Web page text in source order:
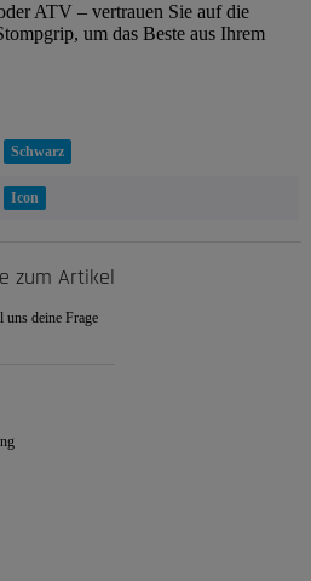
ATV – vertrauen Sie auf die
um das Beste aus Ihrem
Schwarz
Icon
zum Artikel
uns deine Frage